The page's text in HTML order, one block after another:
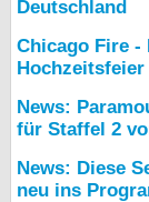
Deutschland
Chicago Fire -
Hochzeitsfeier
News:
für Staffel 2
News: Diese
neu ins